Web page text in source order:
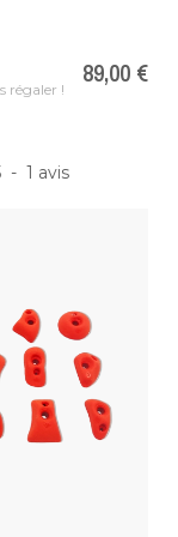
régaler !
Prix
89,00 €
- 1 avis